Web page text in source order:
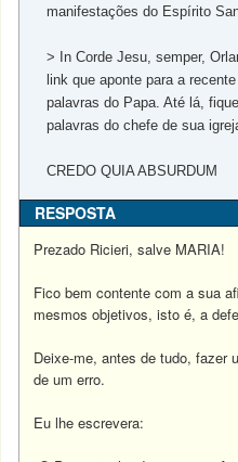
manifestações do Espírito
> In Corde Jesu, semper,
link que aponte para a
palavras do Papa. Até lá,
palavras do chefe de sua
CREDO QUIA ABSURDUM
RESPOSTA
Prezado Ricieri, salve MARIA!
Fico bem contente com a sua
mesmos objetivos, isto é, a
Deixe-me, antes de tudo, fazer
de um erro.
Eu lhe escrevera: